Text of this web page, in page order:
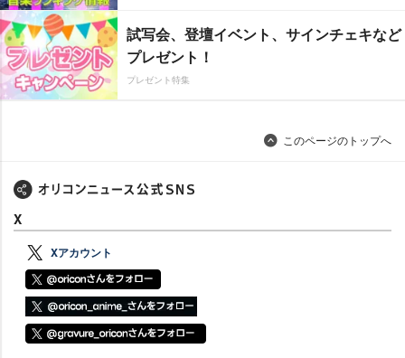
試写会、登壇イベント、サインチェキなど
プレゼント！
プレゼント特集
このページのトップへ
X
Xアカウント